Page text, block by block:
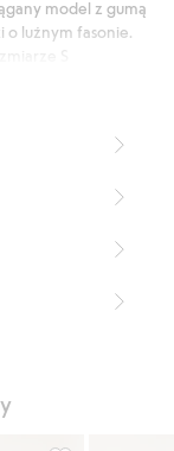
model z gumą
o luźnym fasonie.